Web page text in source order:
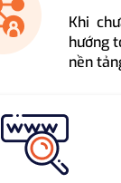
Khi
hướng
nền